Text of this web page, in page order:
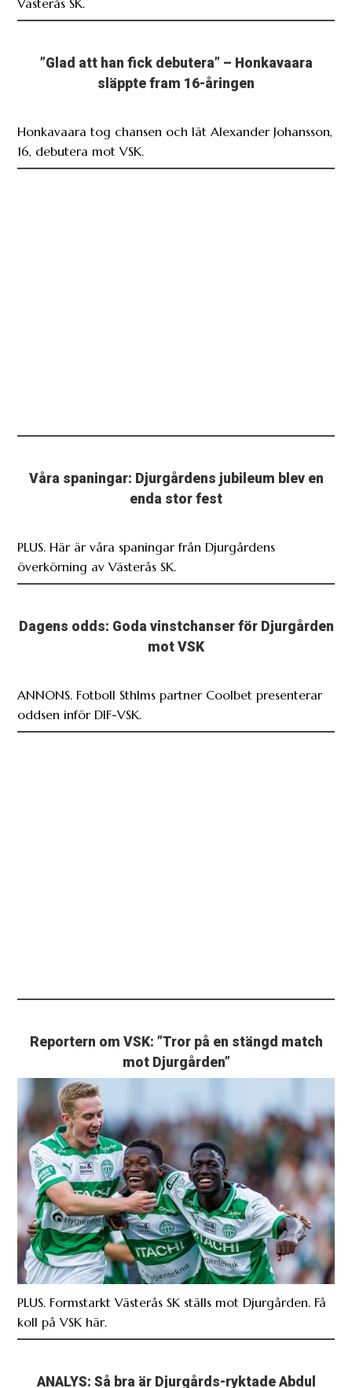
Västerås SK.
”Glad att han fick debutera” – Honkavaara
släppte fram 16-åringen
Honkavaara tog chansen och lät Alexander Johansson,
16, debutera mot VSK.
Våra spaningar: Djurgårdens jubileum blev en
enda stor fest
PLUS. Här är våra spaningar från Djurgårdens
överkörning av Västerås SK.
Dagens odds: Goda vinstchanser för Djurgården
mot VSK
ANNONS. Fotboll Sthlms partner Coolbet presenterar
oddsen inför DIF-VSK.
Reportern om VSK: ”Tror på en stängd match
mot Djurgården”
PLUS. Formstarkt Västerås SK ställs mot Djurgården. Få
koll på VSK här.
ANALYS: Så bra är Djurgårds-ryktade Abdul